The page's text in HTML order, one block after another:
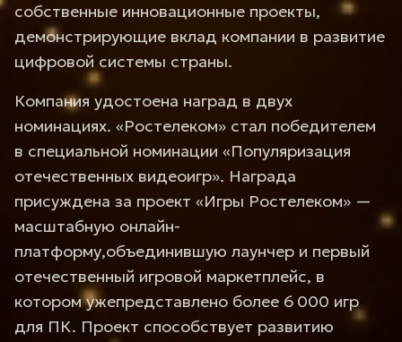
собственные инновационные проекты,
демонстрирующие вклад компании в развитие
цифровой системы страны.
Компания удостоена наград в двух
номинациях. «Ростелеком» стал победителем
в специальной номинации «Популяризация
отечественных видеоигр». Награда
присуждена за проект «Игры Ростелеком» —
масштабную онлайн-
платформу,объединившую лаунчер и первый
отечественный игровой маркетплейс, в
котором ужепредставлено более 6 000 игр
для ПК. Проект способствует развитию